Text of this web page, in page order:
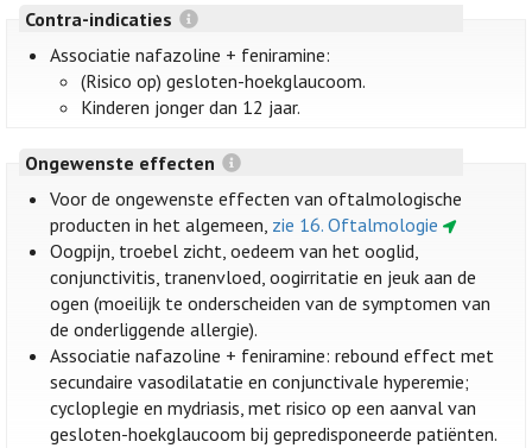
Contra-indicaties
Associatie nafazoline + feniramine:
(Risico op) gesloten-hoekglaucoom.
Kinderen jonger dan 12 jaar.
Ongewenste effecten
Voor de ongewenste effecten van oftalmologische
producten in het algemeen, zie 16. Oftalmologie
Oogpijn, troebel zicht, oedeem van het ooglid,
conjunctivitis, tranenvloed, oogirritatie en jeuk aan de
ogen (moeilijk te onderscheiden van de symptomen van
de onderliggende allergie).
Associatie nafazoline + feniramine: rebound effect met
secundaire vasodilatatie en conjunctivale hyperemie;
cycloplegie en mydriasis, met risico op een aanval van
gesloten-hoekglaucoom bij gepredisponeerde patiënten.